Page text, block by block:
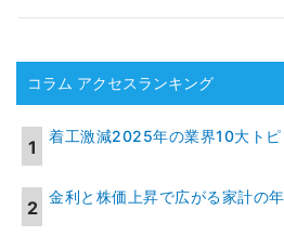
コラム アクセスランキング
着工激減2025年の業界10大トピ
金利と株価上昇で広がる家計の